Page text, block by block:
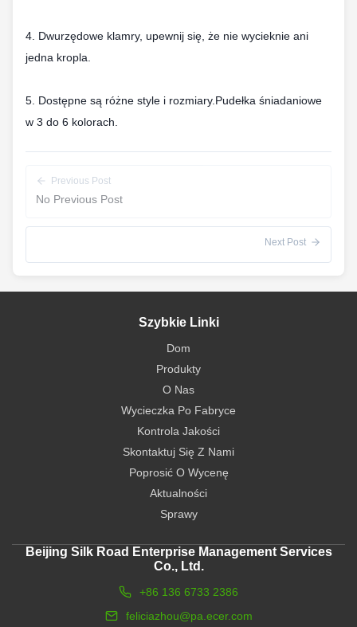
4. Dwurzędowe klamry, upewnij się, że nie wycieknie ani
jedna kropla.
5. Dostępne są różne style i rozmiary.Pudełka śniadaniowe
w 3 do 6 kolorach.
Previous Post
No Previous Post
Next Post
Szybkie Linki
Dom
Produkty
O Nas
Wycieczka Po Fabryce
Kontrola Jakości
Skontaktuj Się Z Nami
Poprosić O Wycenę
Aktualności
Sprawy
Beijing Silk Road Enterprise Management Services
Co., Ltd.
+86 136 6733 2386
feliciazhou@pa.ecer.com